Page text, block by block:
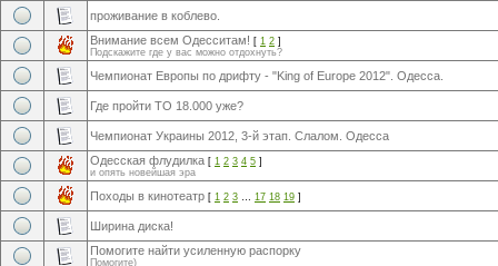
проживание в коблево.
Внимание всем Одесситам! [ 1 2 ]
Подскажите где у вас можно отдохнуть?
Чемпионат Европы по дрифту - "King of Europe 2012". Одесса.
Где пройти ТО 18.000 уже?
Чемпионат Украины 2012, 3-й этап. Слалом. Одесса
Одесская флудилка [ 1 2 3 4 5 ]
и опять новейшая эра
Походы в кинотеатр [ 1 2 3 … 17 18 19 ]
Ширина диска!
Помогите найти усиленную распорку
Помогите)